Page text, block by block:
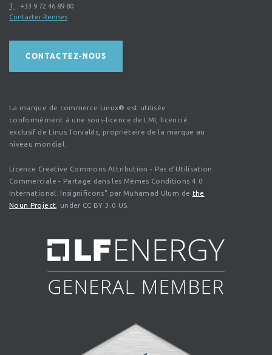
T. : +33 9 72 46 89 80
Contacter Rennes
CONTACTEZ-NOUS
La marque de commerce Linux® est utilisée
conformément à une sous-licence de LMI, licencié
exclusif de Linus Torvalds, propriétaire de la marque au
niveau mondial.
Licence Creative Commons Attribution - Pas d'Utilisation
Commerciale - Partage dans les Mêmes Conditions 4.0
International. Insignificons" par Muhamad Ulum de the
Noun Project , under CC BY 3.0 US.